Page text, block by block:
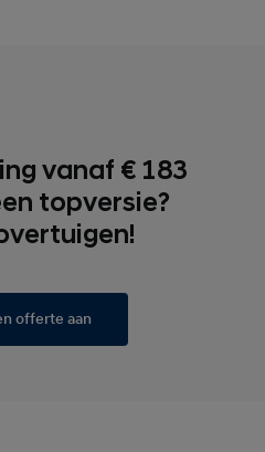
vanaf € 183
topversie?
offerte aan